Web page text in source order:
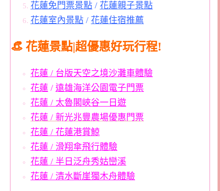
花蓮免門票景點 / 花蓮親子景點
花蓮室內景點 / 花蓮住宿推薦
👒 花蓮景點|超優惠好玩行程!
花蓮 / 台版天空之境沙灘車體驗
花蓮 / 遠雄海洋公園電子門票
花蓮 / 太魯閣峽谷一日遊
花蓮 / 新光兆豐農場優惠門票
花蓮 / 花蓮港賞鯨
花蓮 / 滑翔傘飛行體驗
花蓮 / 半日泛舟秀姑巒溪
花蓮 / 清水斷崖獨木舟體驗